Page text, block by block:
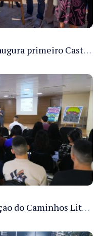
Governo do Amazonas inaugura primeiro Castramóvel Fluvial para atendimento veterinário às comunidades ribeirinhas e castração gratuita
Sejusc participa da 5ª edição do Caminhos Literários com foco na cultura hip-hop nas unidades socioeducativas